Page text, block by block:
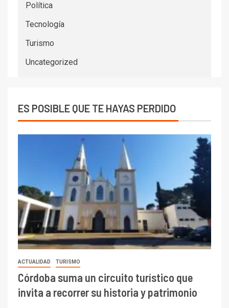
Política
Tecnología
Turismo
Uncategorized
ES POSIBLE QUE TE HAYAS PERDIDO
ACTUALIDAD TURISMO
Córdoba suma un circuito turístico que
invita a recorrer su historia y patrimonio